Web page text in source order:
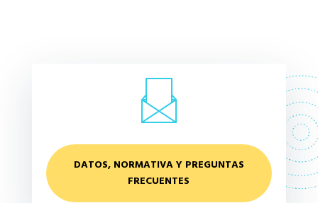
DATOS, NORMATIVA Y PREGUNTAS
FRECUENTES